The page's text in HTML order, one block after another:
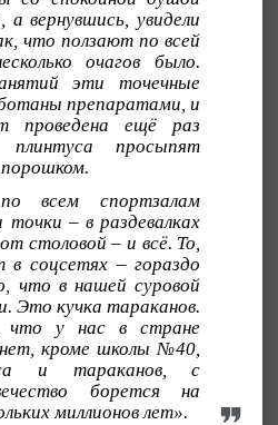
вернувшись, увидели
что ползают по всей
очагов было.
эти точечные
препаратами, и
проведена ещё раз
просыпят
всем спортзалам
– в раздевалках
столовой – и всё. То,
соцсетях – гораздо
что в нашей суровой
Это кучка тараканов.
что у нас в стране
кроме школы №40,
и тараканов, с
борется на
миллионов лет».